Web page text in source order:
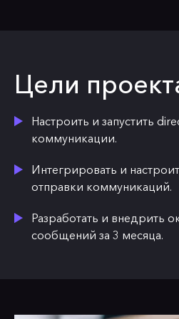
Цели
Настроить и запустить
коммуникации.
Интегрировать и
отправки коммуникаций.
Разработать и внедрить
сообщений за 3 месяца.